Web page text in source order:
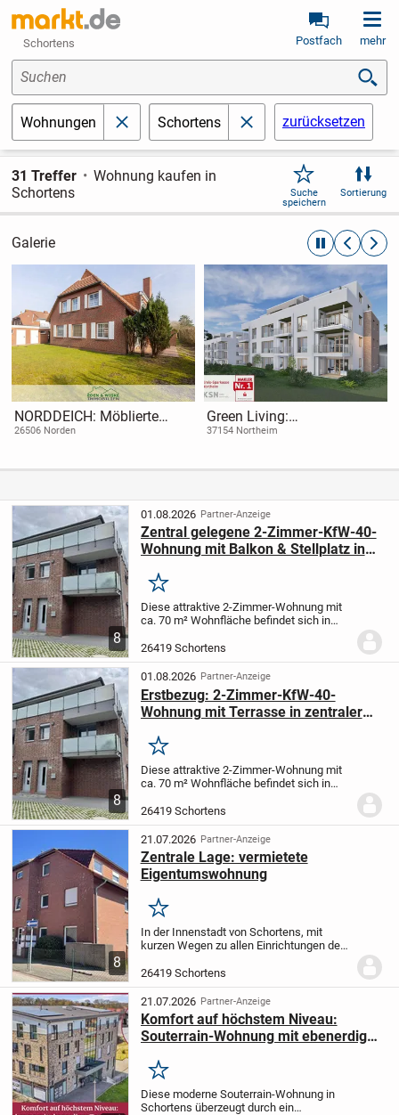
Schortens Postfach mehr
Suchen
Wohnungen schließenSchortens schließenzurücksetzen
31 Treffer
Wohnung kaufen in
Schortens
Suche
speichern
Sortierung
Galerie automatische
NORDDEICH: Möblierte
Eigentumswohnung unweit
26506 Norden
Green Living:
Eigentumswohnungen im
Neubauprojekt in Northeim.
37154 Northeim
8
01.08.2026 Partner-Anzeige
Zentral gelegene 2-Zimmer-KfW-40-
Wohnung mit Balkon & Stellplatz in
Merken
Diese attraktive 2-Zimmer-Wohnung mit
ca. 70 m² Wohnfläche befindet sich in
insgesamt nur 9 Wohneinheiten und
überzeugt durch ihre hochwertige
Ausstattung,...
26419 Schortens
8
01.08.2026 Partner-Anzeige
Erstbezug: 2-Zimmer-KfW-40-
Wohnung mit Terrasse in zentraler
Merken
Diese attraktive 2-Zimmer-Wohnung mit
ca. 70 m² Wohnfläche befindet sich in
insgesamt nur 9 Wohneinheiten und
überzeugt durch ihre hochwertige
Ausstattung,...
26419 Schortens
8
21.07.2026 Partner-Anzeige
Zentrale Lage: vermietete
Eigentumswohnung
Merken
In der Innenstadt von Schortens, mit
kurzen Wegen zu allen Einrichtungen des
Ärzte, etc.) befindet sich diese Wohnung
im Obergeschoss eines gepflegten...
26419 Schortens
21.07.2026 Partner-Anzeige
Komfort auf höchstem Niveau:
Souterrain-Wohnung mit ebenerdiger
Merken
Diese moderne Souterrain-Wohnung in
Schortens überzeugt durch ein